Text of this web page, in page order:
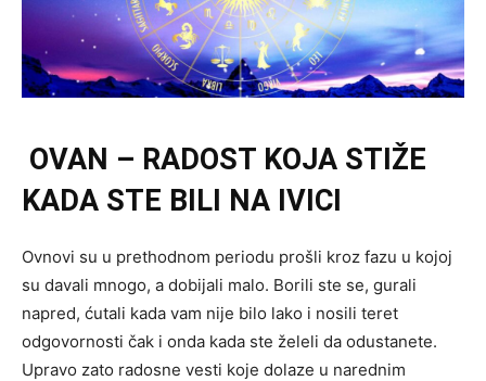
OVAN – RADOST KOJA STIŽE
KADA STE BILI NA IVICI
Ovnovi su u prethodnom periodu prošli kroz fazu u kojoj
su davali mnogo, a dobijali malo. Borili ste se, gurali
napred, ćutali kada vam nije bilo lako i nosili teret
odgovornosti čak i onda kada ste želeli da odustanete.
Upravo zato radosne vesti koje dolaze u narednim